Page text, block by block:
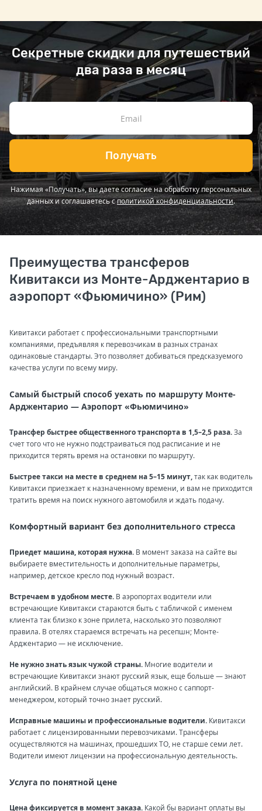
Секретные скидки для путешествий
два раза в месяц
Получать
Нажимая «Получать», вы даете согласие на обработку персональных
данных и соглашаетесь сполитикой конфиденциальности.
Преимущества трансферов
Кивитакси из Монте-Арджентарио в
аэропорт «Фьюмичино» (Рим)
Кивитакси работает с профессиональными транспортными
компаниями, предъявляя к перевозчикам в разных странах
одинаковые стандарты. Это позволяет добиваться предсказуемого
качества услуги по всему миру.
Самый быстрый способ уехать по маршруту Монте-
Арджентарио — Аэропорт «Фьюмичино»
Трансфер быстрее общественного транспорта в 1,5–2,5 раза.За
счет того что не нужно подстраиваться под расписание и не
приходится терять время на остановки по маршруту.
Быстрее такси на месте в среднем на 5–15 минут,так как водитель
Кивитакси приезжает к назначенному времени, и вам не приходится
тратить время на поиск нужного автомобиля и ждать подачу.
Комфортный вариант без дополнительного стресса
Приедет машина, которая нужна. В момент заказа на сайте вы
выбираете вместительность и дополнительные параметры,
например, детское кресло под нужный возраст.
Встречаем в удобном месте. В аэропортах водители или
встречающие Кивитакси стараются быть с табличкой с именем
клиента так близко к зоне прилета, насколько это позволяют
правила. В отелях стараемся встречать на ресепшн; Монте-
Арджентарио — не исключение.
Не нужно знать язык чужой страны. Многие водители и
встречающие Кивитакси знают русский язык, еще больше — знают
английский. В крайнем случае общаться можно с саппорт-
менеджером, который точно знает русский.
Исправные машины и профессиональные водители. Кивитакси
работает с лицензированными перевозчиками. Трансферы
осуществляются на машинах, прошедших ТО, не старше семи лет.
Водители имеют лицензии на профессиональную деятельность.
Услуга по понятной цене
Цена фиксируется в момент заказа. Какой бы вариант оплаты вы